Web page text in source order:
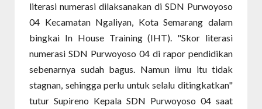
literasi numerasi dilaksanakan di SDN Purwoyoso
04 Kecamatan Ngaliyan, Kota Semarang dalam
bingkai In House Training (IHT). "Skor literasi
numerasi SDN Purwoyoso 04 di rapor pendidikan
sebenarnya sudah bagus. Namun ilmu itu tidak
stagnan, sehingga perlu untuk selalu ditingkatkan"
tutur Supireno Kepala SDN Purwoyoso 04 saat